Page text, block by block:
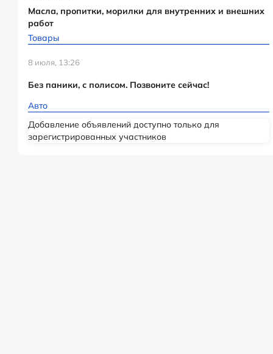
Масла, пропитки, морилки для внутренних и внешних
работ
Товары
8 июля, 13:26
Без паники, с полисом. Позвоните сейчас!
Авто
Добавление объявлений доступно только для
зарегистрированных участников